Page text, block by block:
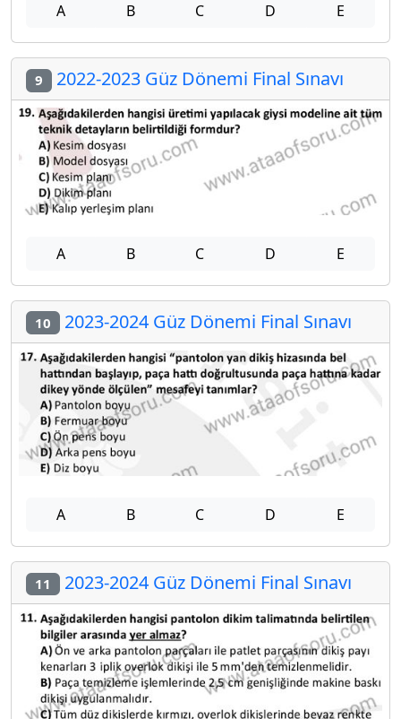
A B C D E
9 2022-2023 Güz Dönemi Final Sınavı
A B C D E
10 2023-2024 Güz Dönemi Final Sınavı
A B C D E
11 2023-2024 Güz Dönemi Final Sınavı